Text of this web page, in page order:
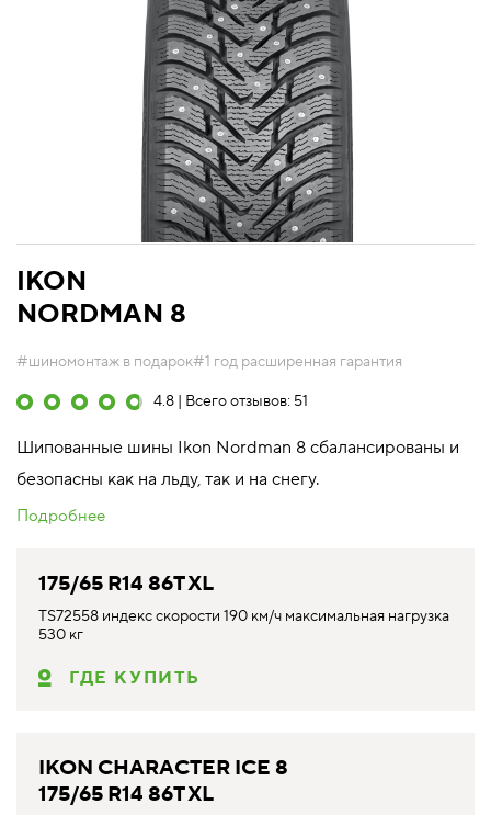
IKON
NORDMAN 8
#шиномонтаж в подарок#1 год расширенная гарантия
4.8 | Всего отзывов: 51
Шипованные шины Ikon Nordman 8 сбалансированы и
безопасны как на льду, так и на снегу.
Подробнее
175/65 R14 86T XL
TS72558 индекс скорости 190 км/ч максимальная нагрузка
530 кг
ГДЕ КУПИТЬ
IKON CHARACTER ICE 8
175/65 R14 86T XL